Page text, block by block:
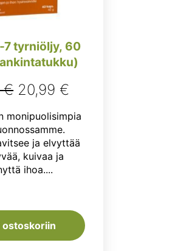
7 tyrniöljy, 60
€ Alkuperäinen
hinta
oli:
29,90 €.
20,99 €
hinta
20,99 €.
monipuolisimpia
ja elvyttää
kuivaa ja
ihoa....
ostoskoriin